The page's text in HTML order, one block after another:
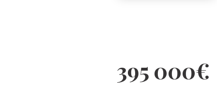
395 000€